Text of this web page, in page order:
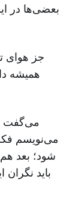
بعضی‌ها در
جز هوای
همیشه
می‌گفت
می‌نویسم
شود؛ بعد
باید نگران